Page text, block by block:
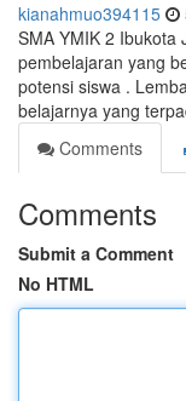
kianahmuo394115
SMA YMIK 2 Ibukota
pembelajaran yang
potensi siswa .
belajarnya yang
Comments
Comments
Submit a Comment
No HTML